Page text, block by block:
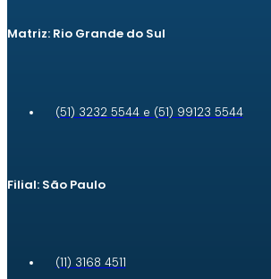
Matriz: Rio Grande do Sul
(51) 3232 5544 e (51) 99123 5544
Filial: São Paulo
(11) 3168 4511